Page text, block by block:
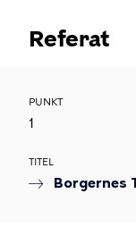
Referat
PUNKT
1
TITEL
Borgernes